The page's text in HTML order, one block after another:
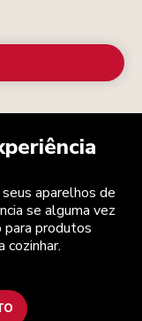
aparelhos de
se alguma vez
para produtos
cozinhar.